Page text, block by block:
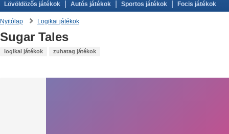
Lövöldözős játékok Autós játékok Sportos játékok Focis játékok
Nyitólap Logikai játékok
Sugar Tales
logikai játékok zuhatag játékok